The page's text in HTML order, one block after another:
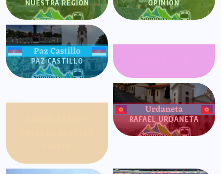
NUESTRA REGIÓN OPINIÓN
PAZ CASTILLO
RAFAEL URDANETA